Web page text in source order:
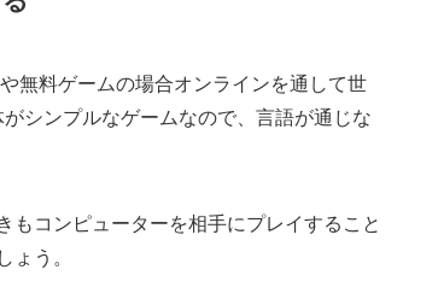
無料ゲームの場合オンラインを通して世
シンプルなゲームなので、言語が通じな
もコンピューターを相手にプレイすること
ょう。